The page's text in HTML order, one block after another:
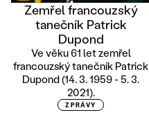
Zemřel francouzský
tanečník Patrick
Dupond
Ve věku 61 let zemřel
francouzský tanečník Patrick
Dupond (14. 3. 1959 - 5. 3.
2021).
ZPRÁVY